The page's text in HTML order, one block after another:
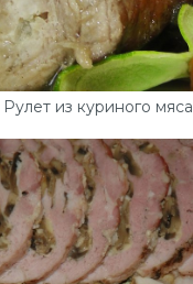
Рулет из куриного мяса